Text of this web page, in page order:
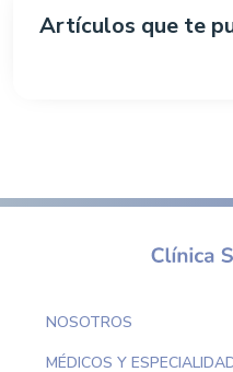
Artículos que te
NOSOTROS
MÉDICOS Y